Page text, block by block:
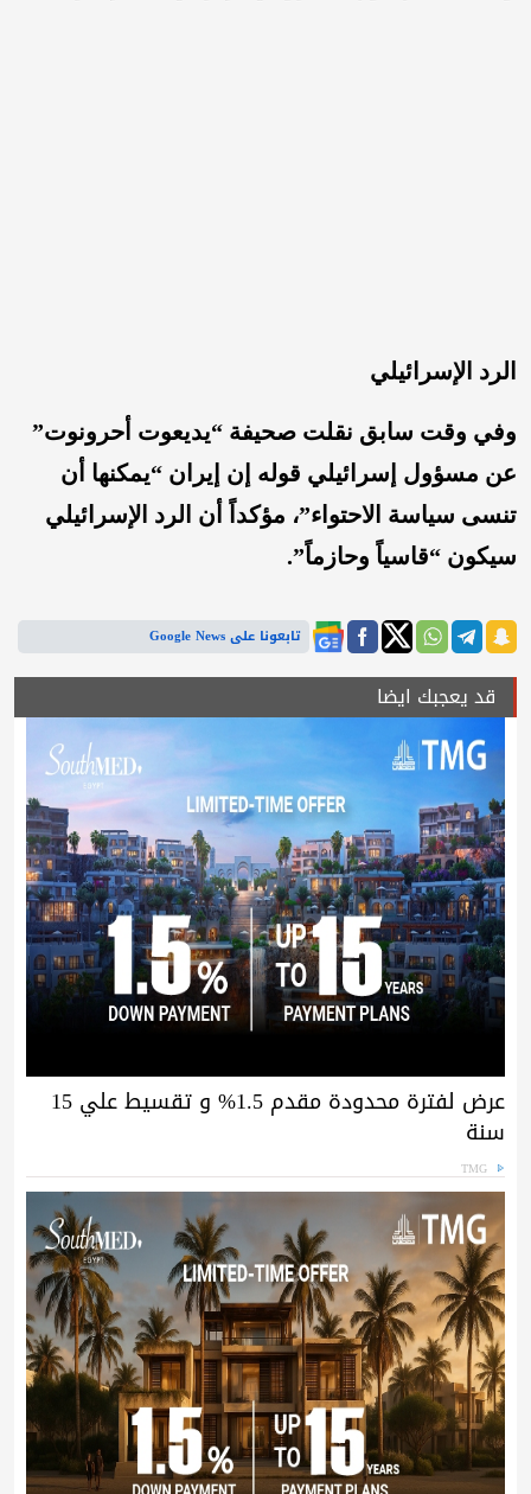
الرد الإسرائيلي
وفي وقت سابق نقلت صحيفة “يديعوت أحرونوت”
عن مسؤول إسرائيلي قوله إن إيران “يمكنها أن
تنسى سياسة الاحتواء”، مؤكداً أن الرد الإسرائيلي
سيكون “قاسياً وحازماً”.
تابعونا على Google News
قد يعجبك ايضا
عرض لفترة محدودة مقدم 1.5% و تقسيط علي 15
سنة
TMG